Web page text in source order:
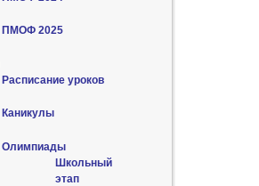
ПМОФ 2025
Расписание уроков
Каникулы
Олимпиады
Школьный
этап